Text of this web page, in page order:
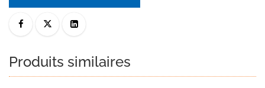
Produits similaires